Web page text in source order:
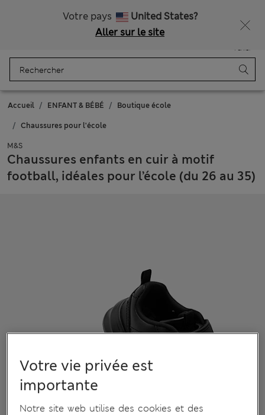
Votre pays
United States?
Aller sur le site
Panier
Accueil ENFANT & BÉBÉ Boutique école
Chaussures pour l'école
M&S
Chaussures enfants en cuir à motif
football, idéales pour l’école (du 26 au 35)
Votre vie privée est
importante
Notre site web utilise des cookies et des